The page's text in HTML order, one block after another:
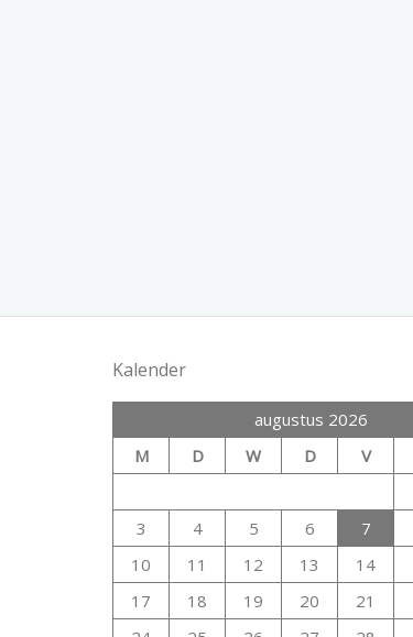
Kalender
augustus 2026
M
D W D V
3
4 5 6 7
10
11 12 13 14
17
18 19 20 21